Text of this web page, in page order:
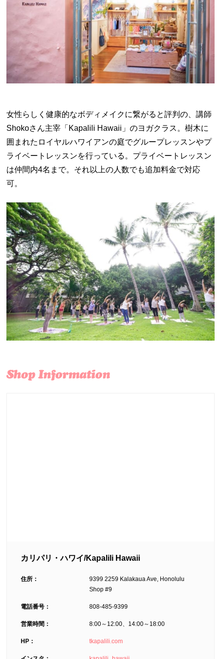
女性らしく健康的なボディメイクに繋がると評判の、講師
Shokoさん主宰「Kapalili Hawaii」のヨガクラス。樹木に
囲まれたロイヤルハワイアンの庭でグループレッスンやプ
ライベートレッスンを行っている。プライベートレッスン
は仲間内4名まで。それ以上の人数でも追加料金で対応
可。
カリパリ・ハワイ/Kapalili Hawaii
住所：
9399 2259 Kalakaua Ave, Honolulu
Shop #9
電話番号： 808-485-9399
営業時間： 8:00～12:00、14:00～18:00
HP： tkapalili.com